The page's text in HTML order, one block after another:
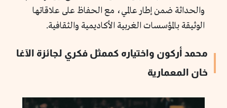
والحداثة ضمن إطار عالمي، مع الحفاظ على علاقاتها
الوثيقة بالمؤسسات الغربية الأكاديمية والثقافية.
محمد أركون واختياره كممثل فكري لجائزة الآغا
خان المعمارية